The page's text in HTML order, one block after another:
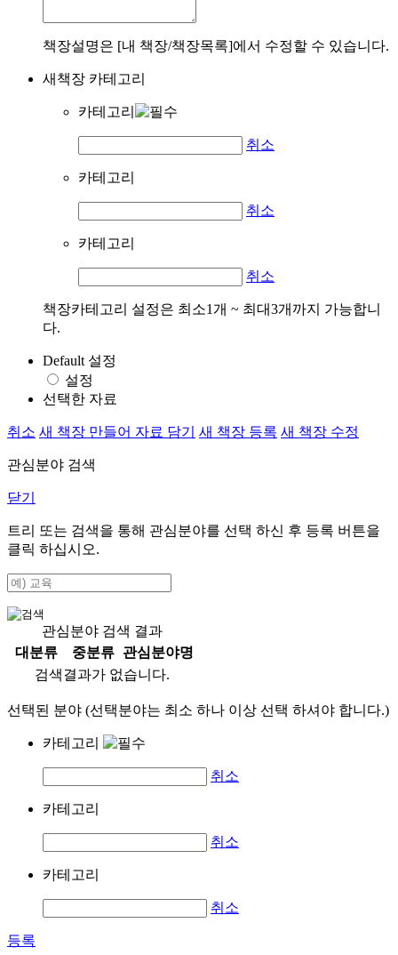
책장설명은 [내 책장/책장목록]에서 수정할 수 있습니다.
새책장 카테고리
카테고리
취소
카테고리
취소
카테고리
취소
책장카테고리 설정은 최소1개 ~ 최대3개까지 가능합니
다.
Default 설정
설정
선택한 자료
취소 새 책장 만들어 자료 담기 새 책장 등록 새 책장 수정
관심분야 검색
닫기
트리 또는 검색을 통해 관심분야를 선택 하신 후 등록 버튼을
클릭 하십시오.
관심분야 검색 결과
대분류
중분류
관심분야명
검색결과가 없습니다.
선택된 분야 (선택분야는 최소 하나 이상 선택 하셔야 합니다.)
카테고리
취소
카테고리
취소
카테고리
취소
등록